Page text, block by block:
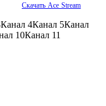
Скачать Ace Stream
Канал 4Канал 5Канал
10Канал 11